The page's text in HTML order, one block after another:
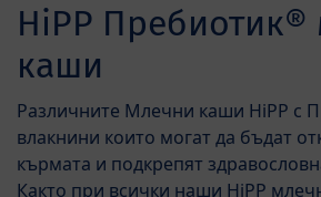
HiPP Пребиотик®
каши
Различните Млечни каши HiPP с
влакнини които могат да бъдат
кърмата и подкрепят
Както при всички наши HiPP